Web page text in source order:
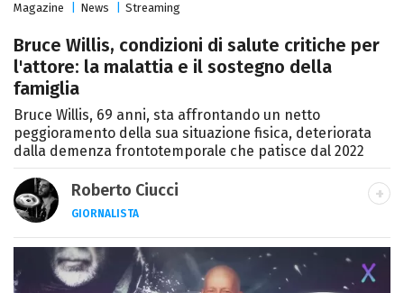
Magazine News Streaming
Bruce Willis, condizioni di salute critiche per
l'attore: la malattia e il sostegno della
famiglia
Bruce Willis, 69 anni, sta affrontando un netto
peggioramento della sua situazione fisica, deteriorata
dalla demenza frontotemporale che patisce dal 2022
Roberto Ciucci
GIORNALISTA
INSTAGRAM
FACEBOOK
Appassionato di sport, avido consumatore
di manga e film, cultore di tutto ciò che è